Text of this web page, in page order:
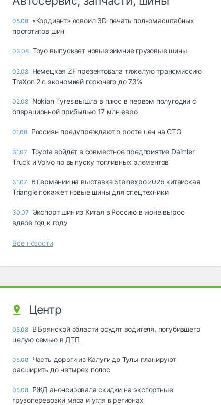
05.08 «Кордиант» освоил 3D-печать полномасштабных
прототипов шин
03.08 Toyo выпускает новые зимние грузовые шины
02.08 Немецкая ZF презентовала тяжелую трансмиссию
TraXon 2 с экономией горючего до 73%
02.08 Nokian Tyres вышла в плюс в первом полугодии с
операционной прибылью 17 млн евро
01.08 Россиян предупреждают о росте цен на СТО
31.07 Toyota войдет в совместное предприятие Daimler
Truck и Volvo по выпуску топливных элементов
31.07
В Германии на выставке Steinexpo 2026 китайская
Triangle покажет новые шины для спецтехники
30.07
Экспорт шин из Китая в Россию в июне вырос
вдвое год к году
Все новости
Центр
05.08 В Брянской области осудят водителя, погубившего
целую семью в ДТП
05.08 Часть дороги из Калуги до Тулы планируют
расширить до четырех полос
05.08 РЖД анонсировала скидки на экспортные
грузоперевозки мяса и угля в регионах